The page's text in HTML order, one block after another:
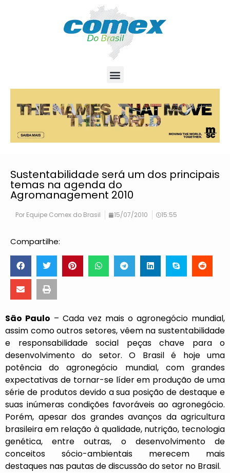
Sustentabilidade será um dos principais
temas na agenda do
Agromanagement 2010
Por Equipe Comex do Brasil 15/07/2010 15:55
Compartilhe:
São Paulo – Cada vez mais o agronegócio mundial,
assim como outros setores, vêem na sustentabilidade
e responsabilidade social peças chave para o
desenvolvimento do setor. O Brasil é hoje uma
potência do agronegócio mundial, com grandes
expectativas de tornar-se líder em produção de uma
série de produtos devido a sua posição de destaque e
suas inúmeras condições favoráveis ao agronegócio.
Porém, apesar dos grandes avanços da agricultura
brasileira em relação à qualidade, nutrição, tecnologia
genética, entre outras, o desenvolvimento de
conceitos sócio-ambientais merecem mais
destaques nas pautas de discussão do setor no Brasil.